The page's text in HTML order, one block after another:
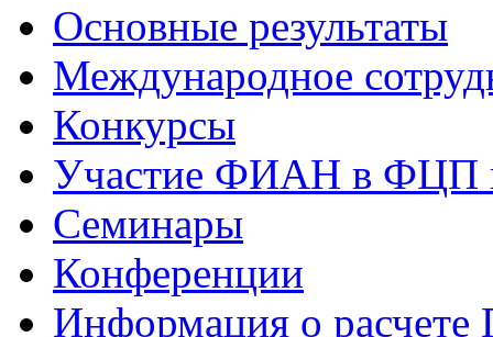
Основные результаты
Международное
Конкурсы
Участие ФИАН в ФЦП
Семинары
Конференции
Информация о